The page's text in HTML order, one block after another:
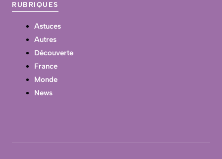
RUBRIQUES
Astuces
Autres
Découverte
France
Monde
News